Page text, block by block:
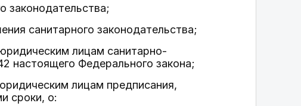
законодательства;
санитарного законодательства;
лицам санитарно-
настоящего Федерального закона;
лицам предписания,
сроки, о: